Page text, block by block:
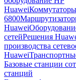
Huawei
6800
Huawei
сетейРешения
производства
Huawei
Базовые станции
станций